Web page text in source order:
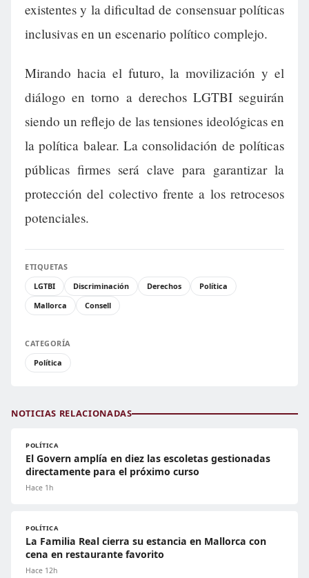
existentes y la dificultad de consensuar políticas
inclusivas en un escenario político complejo.
Mirando hacia el futuro, la movilización y el
diálogo en torno a derechos LGTBI seguirán
siendo un reflejo de las tensiones ideológicas en
la política balear. La consolidación de políticas
públicas firmes será clave para garantizar la
protección del colectivo frente a los retrocesos
potenciales.
ETIQUETAS
LGTBI
Discriminación Derechos
Política
Mallorca
Consell
CATEGORÍA
Política
NOTICIAS RELACIONADAS
POLÍTICA
El Govern amplía en diez las escoletas gestionadas
directamente para el próximo curso
Hace 1h
POLÍTICA
La Familia Real cierra su estancia en Mallorca con
cena en restaurante favorito
Hace 12h